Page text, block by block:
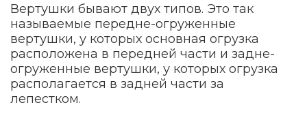
Вертушки бывают двух типов. Это так
называемые передне-огруженные
вертушки, у которых основная огрузка
расположена в передней части и задне-
огруженные вертушки, у которых огрузка
располагается в задней части за
лепестком.